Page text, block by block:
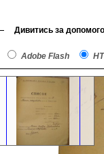
Дивитись за
Adobe Flash